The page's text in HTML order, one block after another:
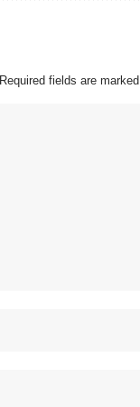
Required fields are